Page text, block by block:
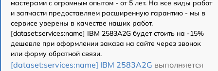
мастерами с огромным опытом - от 5 лет. На все виды работ
и запчасти предоставляем расширенную гарантию - мы в
сервисе уверены в качестве наших работ.
[dataset:services:name] IBM 2583A2G будет стоить на -15%
дешевле при оформлении заказа на сайте через звонок
или форму обратной связи.
[dataset:services:name] IBM 2583A2G выполняется